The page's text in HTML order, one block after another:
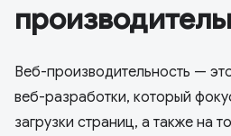
Веб-производительность —
веб-разработки, который
загрузки страниц, а также на